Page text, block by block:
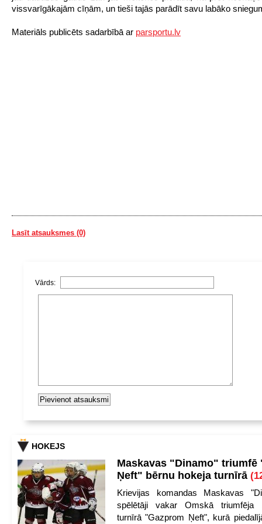
vissvarīgākajām cīņām, un tieši tajās parādīt savu labāko
Materiāls publicēts sadarbībā ar parsportu.lv
Lasīt atsauksmes (0)
Vārds:
HOKEJS
Maskavas "Dinamo" triumfē
Ņeft" bērnu hokeja turnīrā
Krievijas komandas Maskavas
spēlētāji vakar Omskā triumfēja
turnīrā "Gazprom Ņeft", kurā